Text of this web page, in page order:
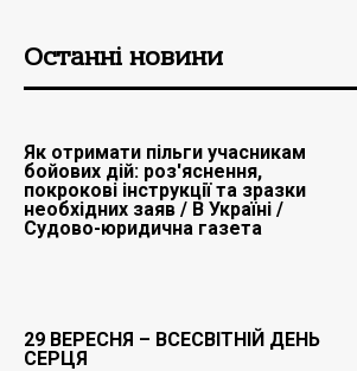
Останні новини
Як отримати пільги учасникам
бойових дій: роз'яснення,
покрокові інструкції та зразки
необхідних заяв / В Україні /
Судово-юридична газета
29 ВЕРЕСНЯ – ВСЕСВІТНІЙ ДЕНЬ
СЕРЦЯ